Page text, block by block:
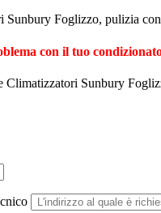
Foglizzo, pulizia
con il tuo
Climatizzatori Sunbury